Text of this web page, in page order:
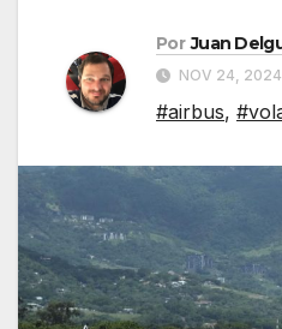
Por Juan
NOV 24, 2024
#airbus,